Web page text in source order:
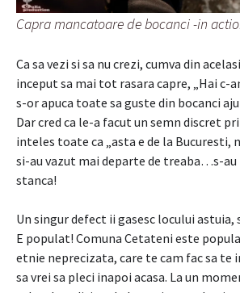
Capra mancatoare de bocanci -in
Ca sa vezi si sa nu crezi, cumva din
inceput sa mai tot rasara capre, „Hai c-
s-or apuca toate sa guste din bocanci
Dar cred ca le-a facut un semn discret
inteles toate ca „asta e de la Bucuresti,
si-au vazut mai departe de treaba…s-au
stanca!
Un singur defect ii gasesc locului astuia,
E populat! Comuna Cetateni este
etnie neprecizata, care te cam fac sa te
sa vrei sa pleci inapoi acasa. La un